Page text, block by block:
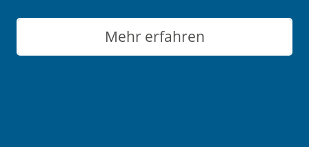
Mehr erfahren